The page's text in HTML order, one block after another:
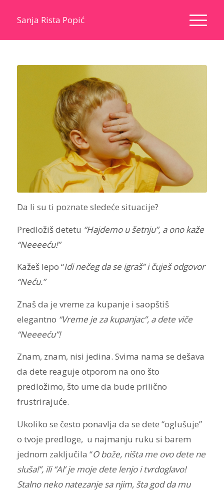
Sanja Rista Popić
Da li su ti poznate sledeće situacije?
Predložiš detetu “Hajdemo u šetnju”, a ono kaže
“Neeeeću!”
Kažeš lepo “Idi nečeg da se igraš” i čuješ odgovor
“Neću.”
Znaš da je vreme za kupanje i saopštiš
elegantno “Vreme je za kupanjac”, a dete viče
“Neeeeću”!
Znam, znam, nisi jedina. Svima nama se dešava
da dete reaguje otporom na ono što
predložimo, što ume da bude prilično
frustrirajuće.
Ukoliko se često ponavlja da se dete “oglušuje”
o tvoje predloge, u najmanju ruku si barem
jednom zaključila “O bože, ništa me ovo dete ne
sluša!”, ili “Al’ je moje dete lenjo i tvrdoglavo!
Stalno neko natezanje sa njim, šta god da mu